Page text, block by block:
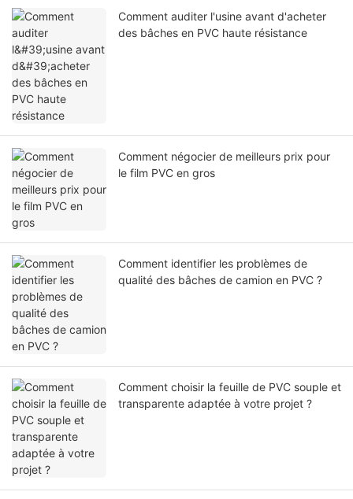
Comment auditer l'usine avant d'acheter
des bâches en PVC haute résistance
Comment négocier de meilleurs prix pour
le film PVC en gros
Comment identifier les problèmes de
qualité des bâches de camion en PVC ?
Comment choisir la feuille de PVC souple et
transparente adaptée à votre projet ?